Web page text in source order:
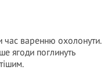
час варенню охолонути.
ягоди поглинуть